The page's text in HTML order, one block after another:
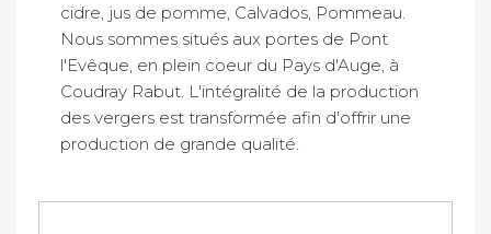
cidre, jus de pomme, Calvados, Pommeau.
Nous sommes situés aux portes de Pont
l'Evêque, en plein coeur du Pays d'Auge, à
Coudray Rabut. L'intégralité de la production
des vergers est transformée afin d'offrir une
production de grande qualité.